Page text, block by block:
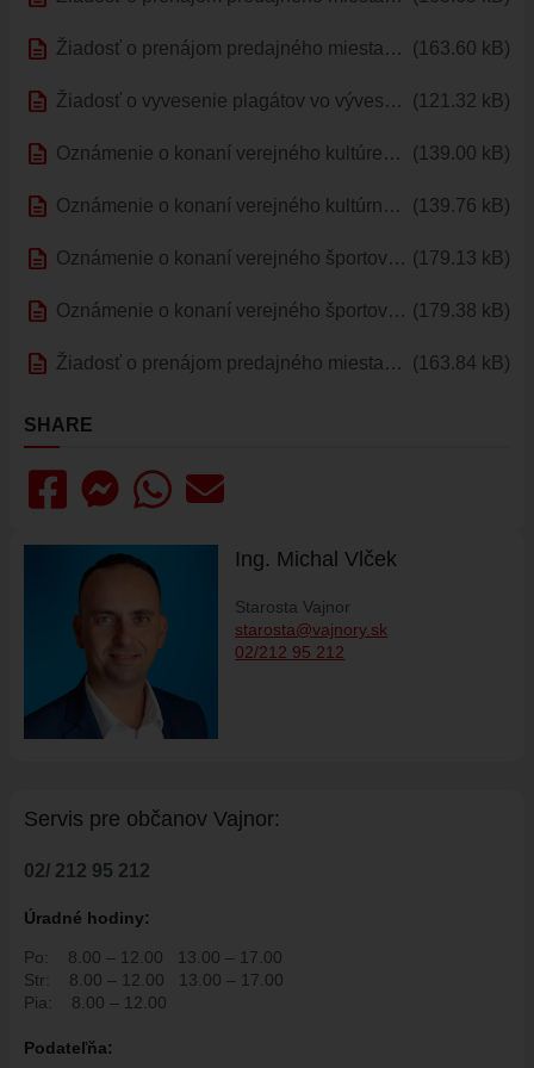
STAROSTA
ZÁSTUPKYŇA STAROSTU
KOMISIE
MIESTNA RADA
ŠTRUKTÚRA MIÚ
VOĽBY DO ORGÁNOV ÚZEMNEJ SAMOSPRÁVY
REFERENDUM
OTVORENÁ SAMOSPRÁVA
ZMLUVY, OBJEDNÁVKY, FAKTÚRY
EVIDENCIA PSOV
VZN
DOKUMENTY
ROZPOČET
PETÍCIE
PROTIPOŽIARNA OCHRANA
ROZVOJOVÉ LOKALITY
EURÓPSKE FONDY
PARTICIPATÍVNY ROZPOČET
O VAJNOROCH
description Žiadosť o prenájom predajného miesta Vajnorské hody.pdf (163.60 kB)
description Žiadosť o vyvesenie plagátov vo vývesných skrinkách.pdf (121.32 kB)
description Oznámenie o konaní verejného kultúrenho podujatia - FO.pdf (139.00 kB)
description Oznámenie o konaní verejného kultúrneho podujatia - PO.pdf (139.76 kB)
description Oznámenie o konaní verejného športového podujatia - FO.pdf (179.13 kB)
description Oznámenie o konaní verejného športového podujatia - PO.pdf (179.38 kB)
description Žiadosť o prenájom predajného miesta - iné podujatie.pdf (163.84 kB)
SHARE
Ing. Michal Vlček
Starosta Vajnor
starosta@vajnory.sk
02/212 95 212
Servis pre občanov Vajnor:
02/ 212 95 212
Úradné hodiny:
Po: 8.00 – 12.00
13.00 – 17.00
Str:
8.00 – 12.00
13.00 – 17.00
Pia:
8.00 – 12.00
Podateľňa: